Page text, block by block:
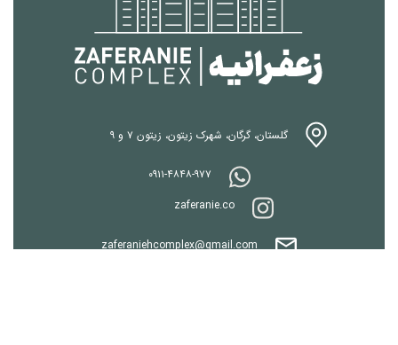
گلستان، گرگان، شهرک زیتون، زیتون ۷ و ۹
۰۹۱۱-۴۸۴۸-۹۷۷
zaferanie.co
zaferaniehcomplex@gmail.com